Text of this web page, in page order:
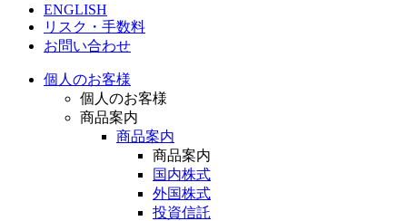
ENGLISH
リスク・手数料
お問い合わせ
個人のお客様
個人のお客様
商品案内
商品案内
商品案内
国内株式
外国株式
投資信託